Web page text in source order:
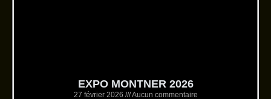
EXPO MONTNER 2026
27 février 2026 Aucun commentaire